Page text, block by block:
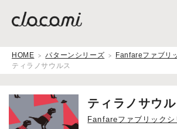
HOME パターンシリーズ
Fanfareファブリ
ティラノサウルス
ティラノサウル
Fanfareファブリックシ